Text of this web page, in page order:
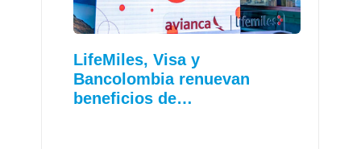
LifeMiles, Visa y
Bancolombia renuevan
beneficios de…